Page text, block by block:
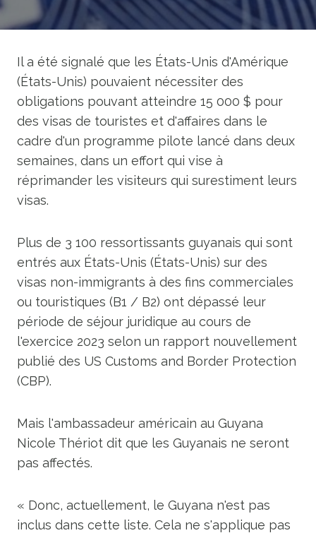
Il a été signalé que les États-Unis d'Amérique
(États-Unis) pouvaient nécessiter des
obligations pouvant atteindre 15 000 $ pour
des visas de touristes et d'affaires dans le
cadre d'un programme pilote lancé dans deux
semaines, dans un effort qui vise à
réprimander les visiteurs qui surestiment leurs
visas.
Plus de 3 100 ressortissants guyanais qui sont
entrés aux États-Unis (États-Unis) sur des
visas non-immigrants à des fins commerciales
ou touristiques (B1 / B2) ont dépassé leur
période de séjour juridique au cours de
l'exercice 2023 selon un rapport nouvellement
publié des US Customs and Border Protection
(CBP).
Mais l'ambassadeur américain au Guyana
Nicole Thériot dit que les Guyanais ne seront
pas affectés.
« Donc, actuellement, le Guyana n'est pas
inclus dans cette liste. Cela ne s'applique pas